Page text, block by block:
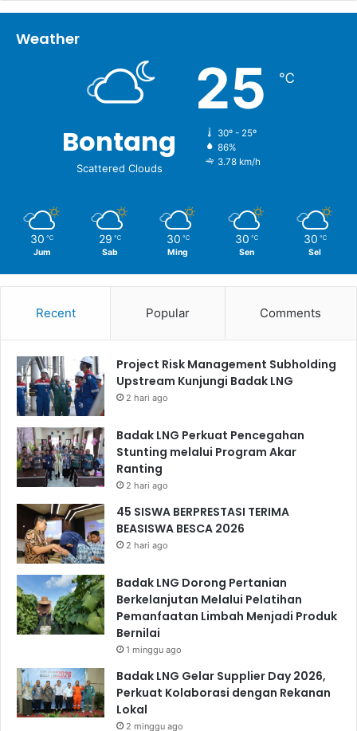
Weather
Bontang
Scattered Clouds
25 ℃
30º - 25º
86%
3.78 km/h
30 ℃
Jum
29 ℃
Sab
30 ℃
Ming
30 ℃
Sen
30 ℃
Sel
Recent Popular Comments
Project Risk Management Subholding
Upstream Kunjungi Badak LNG
2 hari ago
Badak LNG Perkuat Pencegahan
Stunting melalui Program Akar
Ranting
2 hari ago
45 SISWA BERPRESTASI TERIMA
BEASISWA BESCA 2026
2 hari ago
Badak LNG Dorong Pertanian
Berkelanjutan Melalui Pelatihan
Pemanfaatan Limbah Menjadi Produk
Bernilai
1 minggu ago
Badak LNG Gelar Supplier Day 2026,
Perkuat Kolaborasi dengan Rekanan
Lokal
2 minggu ago